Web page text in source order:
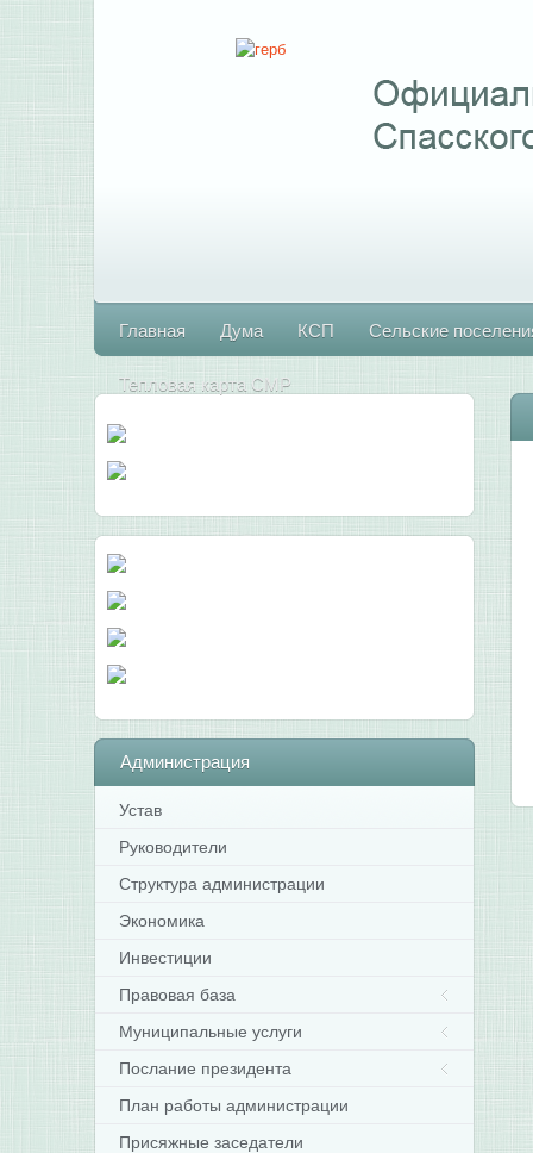
Главная Дума КСП Сельские
Тепловая карта СМР
Администрация
Устав
Руководители
Структура администрации
Экономика
Инвестиции
Правовая база
Муниципальные услуги
Послание президента
План работы администрации
Присяжные заседатели